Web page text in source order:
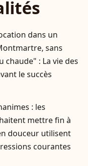
dans un
sans
chaude" : La vie des
le succès
: les
mettre fin à
douceur utilisent
courantes